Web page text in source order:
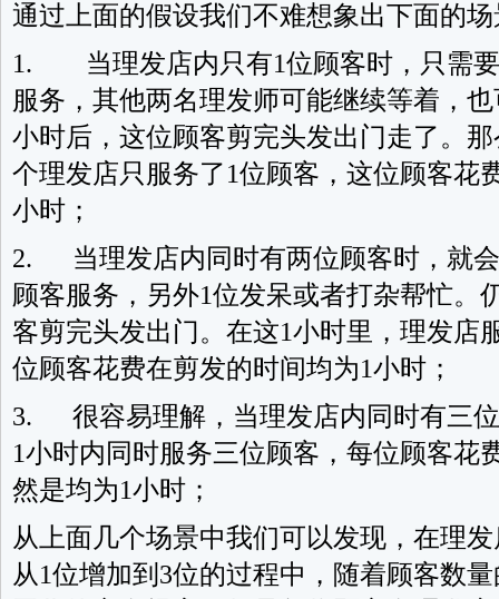
通过上面的假设我们不难想象出下面的
1. 当理发店内只有1位顾客时，只需要
服务，其他两名理发师可能继续等着，
小时后，这位顾客剪完头发出门走了。
个理发店只服务了1位顾客，这位顾客花
小时；
2. 当理发店内同时有两位顾客时，就
顾客服务，另外1位发呆或者打杂帮忙。
客剪完头发出门。在这1小时里，理发店
位顾客花费在剪发的时间均为1小时；
3. 很容易理解，当理发店内同时有三
1小时内同时服务三位顾客，每位顾客花
然是均为1小时；
从上面几个场景中我们可以发现，在理
从1位增加到3位的过程中，随着顾客数